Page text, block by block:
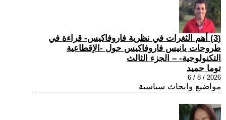
(3) أهم الثغرات في نظرية فاروفاكيس- قراءة في
طروحات يانيس فاروفاكيس حول -الإقطاعية
التكنولوجية- – الجزء الثالث
توما حميد
2026 / 8 / 6
مواضيع وابحاث سياسية